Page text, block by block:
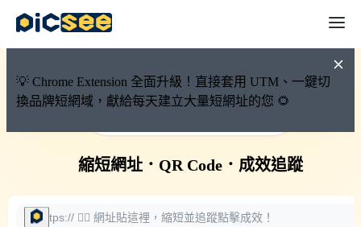
💡 Chrome Extension 全面升級！直接套用 UTM、一鍵切
換品牌短網域，獻給每天建立大量短網址的您 🌻
🚀 PicSee 短網址永久有效
縮短網址． QR Code． 成效追蹤